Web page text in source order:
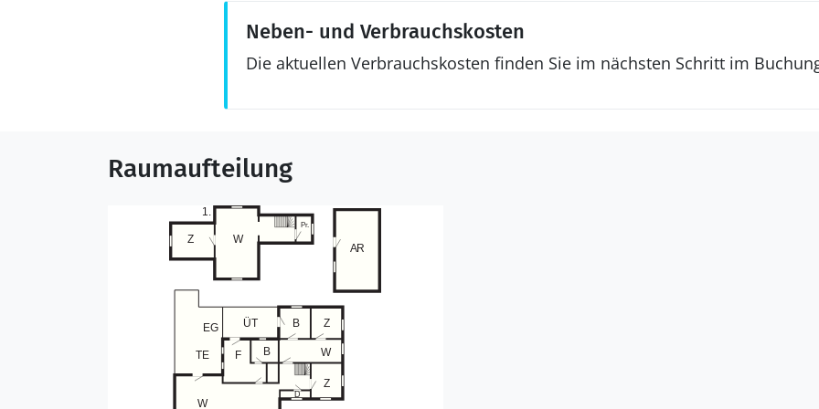
Neben- und Verbrauchskosten
Die aktuellen Verbrauchskosten finden Sie im nächsten Schritt im
Raumaufteilung